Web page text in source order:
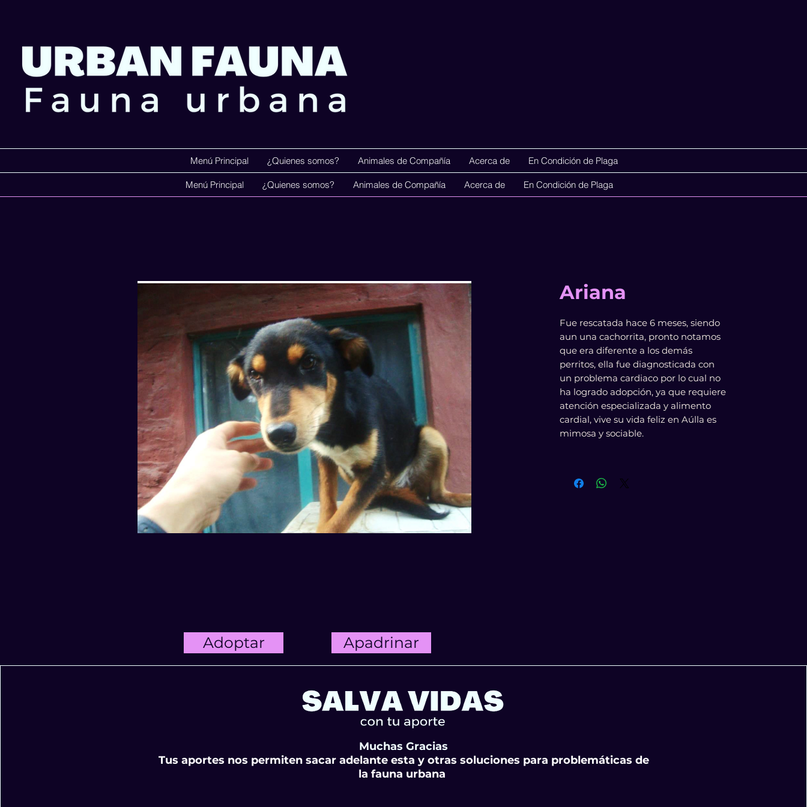
Menú Principal ¿Quienes somos? Animales de Compañía Acerca de En Condición de Plaga
Menú Principal ¿Quienes somos?
Menú Principal ¿Quienes somos? Animales de Compañía Acerca de En Condición de Plaga
Ariana
Fue rescatada hace 6 meses, siendo
aun una cachorrita, pronto notamos
que era diferente a los demás
perritos, ella fue diagnosticada con
un problema cardiaco por lo cual no
ha logrado adopción, ya que requiere
atención especializada y alimento
cardial, vive su vida feliz en Aúlla es
mimosa y sociable.
Apadrinar
Adoptar
Muchas Gracias
Tus aportes nos permiten sacar adelante esta y otras soluciones para problemáticas de
la fauna urbana